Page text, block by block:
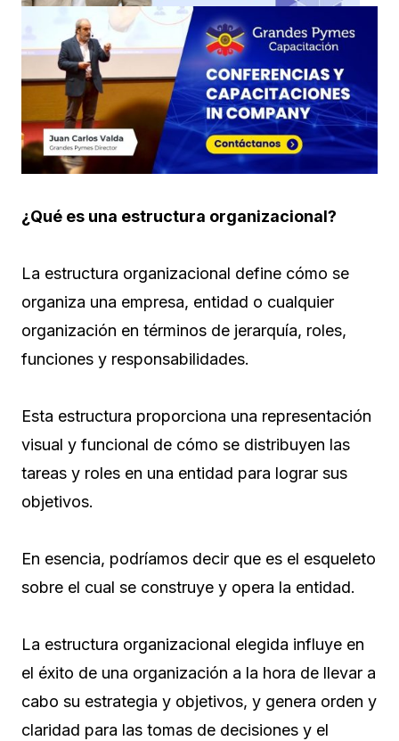
¿Qué es una estructura organizacional?
La estructura organizacional define cómo se
organiza una empresa, entidad o cualquier
organización en términos de jerarquía, roles,
funciones y responsabilidades.
Esta estructura proporciona una representación
visual y funcional de cómo se distribuyen las
tareas y roles en una entidad para lograr sus
objetivos.
En esencia, podríamos decir que es el esqueleto
sobre el cual se construye y opera la entidad.
La estructura organizacional elegida influye en
el éxito de una organización a la hora de llevar a
cabo su estrategia y objetivos, y genera orden y
claridad para las tomas de decisiones y el